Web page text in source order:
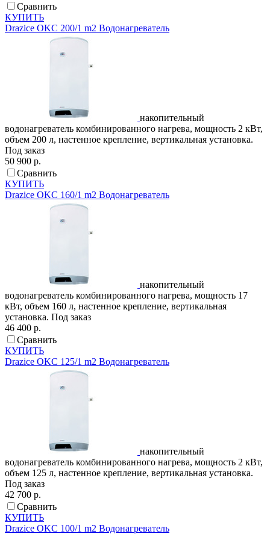
Сравнить
КУПИТЬ
Drazice OKC 200/1 m2 Водонагреватель
накопительный
водонагреватель комбинированного нагрева, мощность 2 кВт,
объем 200 л, настенное крепление, вертикальная установка.
Под заказ
50 900 р.
Сравнить
КУПИТЬ
Drazice OKC 160/1 m2 Водонагреватель
накопительный
водонагреватель комбинированного нагрева, мощность 17
кВт, объем 160 л, настенное крепление, вертикальная
установка. Под заказ
46 400 р.
Сравнить
КУПИТЬ
Drazice OKC 125/1 m2 Водонагреватель
накопительный
водонагреватель комбинированного нагрева, мощность 2 кВт,
объем 125 л, настенное крепление, вертикальная установка.
Под заказ
42 700 р.
Сравнить
КУПИТЬ
Drazice OKC 100/1 m2 Водонагреватель